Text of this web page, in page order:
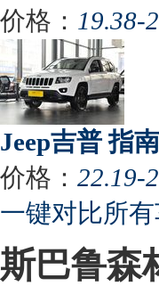
价格： 19.38-
Jeep吉普 指
价格： 22.19-
一键对比所有
斯巴鲁森